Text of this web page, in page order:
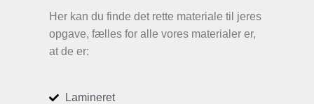
Her kan du finde det rette materiale til jeres
opgave, fælles for alle vores materialer er,
at de er:
Lamineret